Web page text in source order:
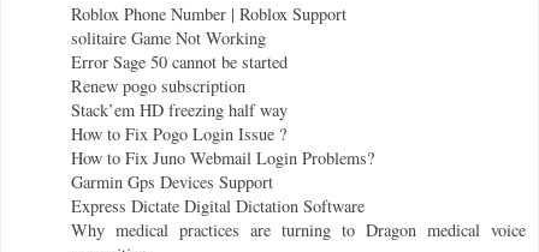
Roblox Phone Number | Roblox Support
solitaire Game Not Working
Error Sage 50 cannot be started
Renew pogo subscription
Stack’em HD freezing half way
How to Fix Pogo Login Issue ?
How to Fix Juno Webmail Login Problems?
Garmin Gps Devices Support
Express Dictate Digital Dictation Software
Why medical practices are turning to Dragon medical voice